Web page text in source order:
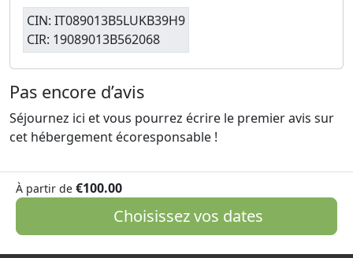
CIN: IT089013B5LUKB39H9
CIR: 19089013B562068
Pas encore d’avis
Séjournez ici et vous pourrez écrire le premier avis sur
cet hébergement écoresponsable !
À partir de €100.00
Choisissez vos dates